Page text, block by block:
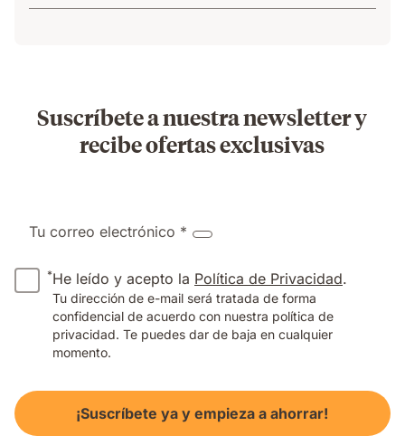
Suscríbete a nuestra newsletter y
recibe ofertas exclusivas
Tu correo electrónico *
*He leído y acepto la Política de Privacidad.
Tu dirección de e-mail será tratada de forma
confidencial de acuerdo con nuestra política de
privacidad. Te puedes dar de baja en cualquier
momento.
¡Suscríbete ya y empieza a ahorrar!